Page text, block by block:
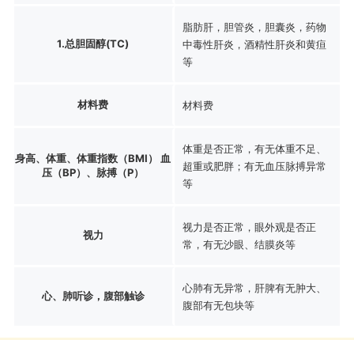
1.总胆固醇(TC)
脂肪肝，胆管炎，胆囊炎，药物
中毒性肝炎，酒精性肝炎和黄疸
等
材料费 材料费
身高、体重、体重指数（BMI） 血
压（BP）、脉搏（P）
体重是否正常，有无体重不足、
超重或肥胖；有无血压脉搏异常
等
视力
视力是否正常，眼外观是否正
常，有无沙眼、结膜炎等
心、肺听诊，腹部触诊
心肺有无异常，肝脾有无肿大、
腹部有无包块等